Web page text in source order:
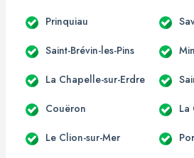
Prinquiau
Saint-Brévin-les-Pins
La Chapelle-sur-Erdre
Couëron La
Le Clion-sur-Mer